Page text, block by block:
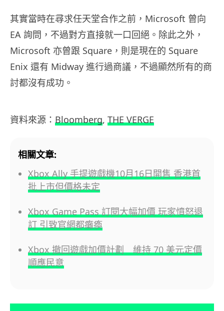
其實當時在尋求任天堂合作之前，Microsoft 曾向
EA 詢問，不過對方直接就一口回絕。除此之外，
Microsoft 亦曾跟 Square，則是現在的 Square
Enix 還有 Midway 進行過商議，不過顯然所有的商
討都沒有成功。
資料來源： Bloomberg, THE VERGE
相關文章:
Xbox Ally 手提遊戲機10月16日開售 香港首
批上市但價格未定
Xbox Game Pass 訂閱大幅加價 玩家憤怒退
訂 引致官網都癱瘓
Xbox 撤回遊戲加價計劃 維持 70 美元定價
順應民意